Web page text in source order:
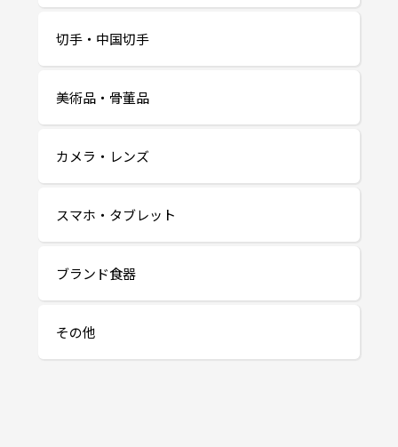
切手・中国切手
美術品・骨董品
カメラ・レンズ
スマホ・タブレット
ブランド食器
その他